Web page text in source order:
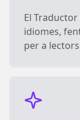
El
idiomes,
per a